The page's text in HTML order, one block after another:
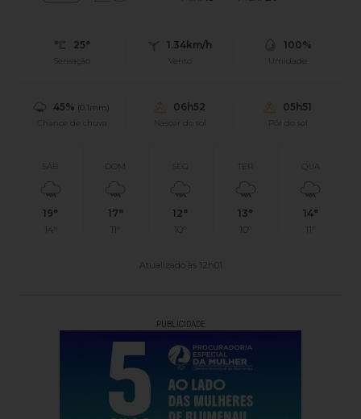
25°
Sensação
1.34km/h
Vento
100%
Umidade
45% (0.1mm)
Chance de chuva
06h52
Nascer do sol
05h51
Pôr do sol
SÁB
19°
14°
DOM
17°
11°
SEG
12°
10°
TER
13°
10°
QUA
14°
11°
Atualizado às 12h01
PUBLICIDADE